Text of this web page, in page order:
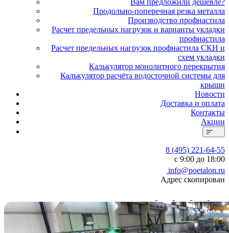
Вам предложили дешевле?
Продольно-поперечная резка металла
Производство профнастила
Расчет предельных нагрузок и варианты укладки
профнастила
Расчет предельных нагрузок профнастила СКН и
схем укладки
Калькулятор монолитного перекрытия
Калькулятор расчёта водосточной системы для
крыши
Новости
Доставка и оплата
Контакты
Акции
8 (495) 221-64-55
с 9:00 до 18:00
info@poetalon.ru
Адрес скопирован